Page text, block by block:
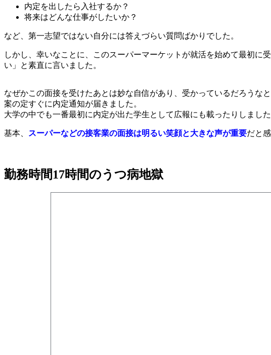
内定を出したら入社するか？
将来はどんな仕事がしたいか？
など、第一志望ではない自分には答えづらい質問ばかりでした。
しかし、幸いなことに、このスーパーマーケットが就活を始めて最初
い」と素直に言いました。
なぜかこの面接を受けたあとは妙な自信があり、受かっているだろうなと
案の定すぐに内定通知が届きました。
大学の中でも一番最初に内定が出た学生として広報にも載ったりしました
基本、 スーパーなどの接客業の面接は明るい笑顔と大きな声が重要だと
勤務時間17時間のうつ病地獄